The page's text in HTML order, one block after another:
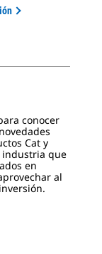
conocer
Cat y
industria que
en
al